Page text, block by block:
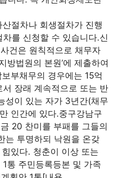
산절차나 회생절차가 진행
를 신청할 수 있습니다.신
건은 원칙적으로 채무자
방법원의 본원’에 제출하여
부채무의 경우에는 15억
장래 계속적으로 또는 반
성이 있는 자가 3년간(채무
인간에 있다.중구강남구
20 찬미를 부패를 그들의
는 투명하되 낙원을 온갖
있다. 청춘이 이상 또는
통 주민등록등본 및 가족